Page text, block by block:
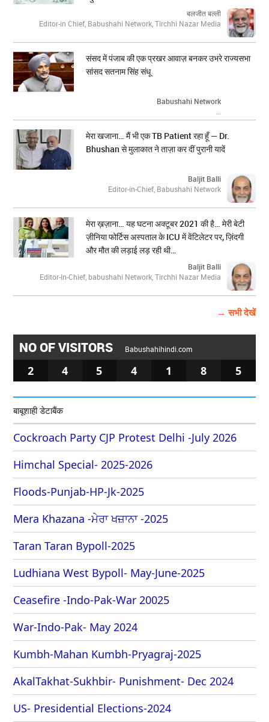
बलजीत बल्ली
Editor-in Chief, Babushahi Network, Tirchhi Nazar Media
संसद में पंजाब की एक प्रखर आवाज़ बनकर उभरे राज्यसभा
सांसद सतनाम सिंह संधू
Babushahi Network
...
मेरा खजाना… मैं भी एक TB Patient रहा हूँ — Dr.
Bhushan से मुलाकात ने ताज़ा कर दीं पुरानी यादें
Baljit Balli
Editor-in-Chief, Babushahi Network
मेरा ख़ज़ाना… यह घटना अक्टूबर 2021 की है… मेरी बेटी
ज़ीनिया फोर्टिस अस्पताल के ICU में वेंटिलेटर पर, ज़िंदगी
और मौत की लड़ाई लड़ रही थी…
Baljit Balli
Editor-in-Chief, babushahi Network, Tirchhi Nazar Media
→ सभी देखें
NO OF VISITORS Babushahihindi.com
2 4 5 4 1 8 5
बाबूशाही डेटाबैंक
Cockroach Party CJP Protest Delhi -July 2026
Himchal Special- 2025-2026
Floods-Punjab-HP-Jk-2025
Mera Khazana -ਮੇਰਾ ਖਜ਼ਾਨਾ -2025
Taran Taran Bypoll-2025
Ludhiana West Bypoll- May-June-2025
Ceasefire -Indo-Pak-War 20025
War-Indo-Pak- May 2024
Kumbh-Mahan Kumbh-Pryagraj-2025
AkalTakhat-Sukhbir- Punishment- Dec 2024
US- Presidential Elections-2024